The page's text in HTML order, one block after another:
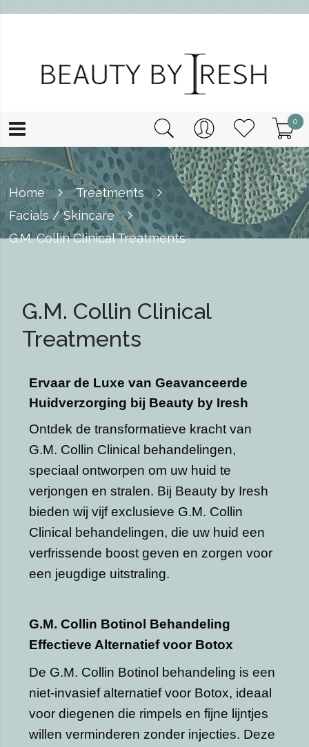
0
Home
Treatments
Facials / Skincare
G.M. Collin Clinical Treatments
G.M. Collin Clinical
Treatments
Ervaar de Luxe van Geavanceerde
Huidverzorging bij Beauty by Iresh
Ontdek de transformatieve kracht van
G.M. Collin Clinical behandelingen,
speciaal ontworpen om uw huid te
verjongen en stralen. Bij Beauty by Iresh
bieden wij vijf exclusieve G.M. Collin
Clinical behandelingen, die uw huid een
verfrissende boost geven en zorgen voor
een jeugdige uitstraling.
G.M. Collin Botinol Behandeling
Effectieve Alternatief voor Botox
De G.M. Collin Botinol behandeling is een
niet-invasief alternatief voor Botox, ideaal
voor diegenen die rimpels en fijne lijntjes
willen verminderen zonder injecties. Deze